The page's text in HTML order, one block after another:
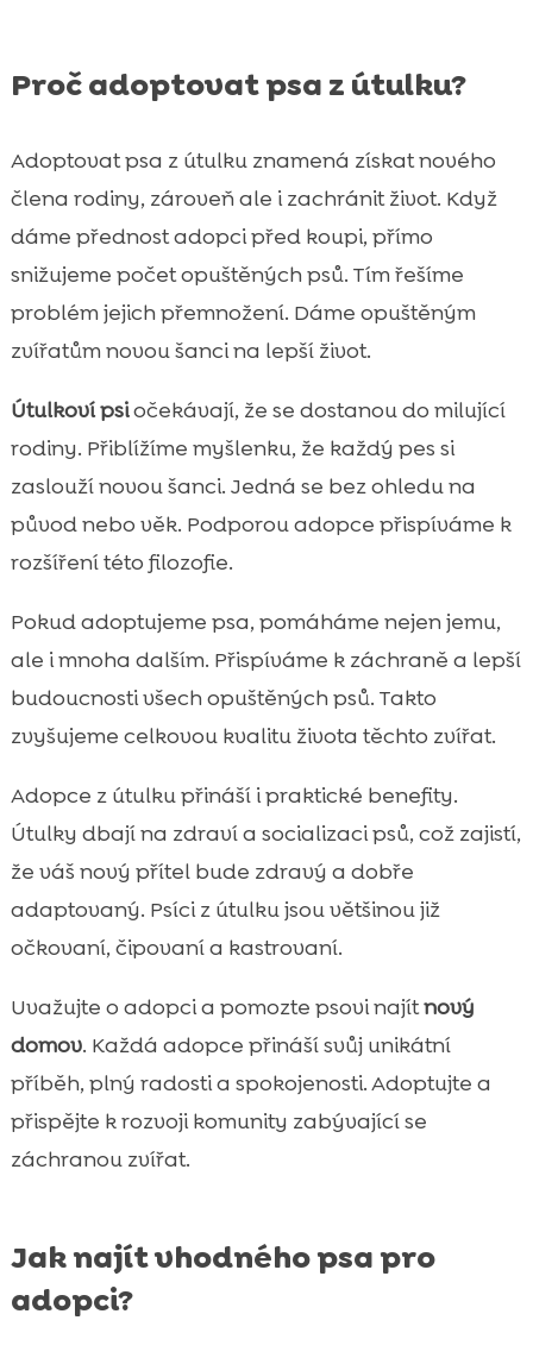
Proč adoptovat psa z útulku?
Adoptovat psa z útulku znamená získat nového
člena rodiny, zároveň ale i zachránit život. Když
dáme přednost adopci před koupi, přímo
snižujeme počet opuštěných psů. Tím řešíme
problém jejich přemnožení. Dáme opuštěným
zvířatům novou šanci na lepší život.
Útulkoví psiočekávají, že se dostanou do milující
rodiny. Přiblížíme myšlenku, že každý pes si
zaslouží novou šanci. Jedná se bez ohledu na
původ nebo věk. Podporou adopce přispíváme k
rozšíření této filozofie.
Pokud adoptujeme psa, pomáháme nejen jemu,
ale i mnoha dalším. Přispíváme k záchraně a lepší
budoucnosti všech opuštěných psů. Takto
zvyšujeme celkovou kvalitu života těchto zvířat.
Adopce z útulku přináší i praktické benefity.
Útulky dbají na zdraví a socializaci psů, což zajistí,
že váš nový přítel bude zdravý a dobře
adaptovaný. Psíci z útulku jsou většinou již
očkovaní, čipovaní a kastrovaní.
Uvažujte o adopci a pomozte psovi najítnový
domov. Každá adopce přináší svůj unikátní
příběh, plný radosti a spokojenosti. Adoptujte a
přispějte k rozvoji komunity zabývající se
záchranou zvířat.
Jak najít vhodného psa pro
adopci?